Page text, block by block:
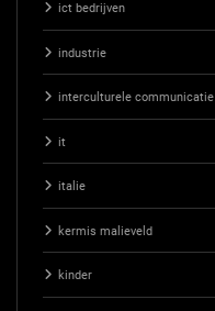
ict bedrijven
industrie
interculturele communicatie
it
italie
kermis malieveld
kinder